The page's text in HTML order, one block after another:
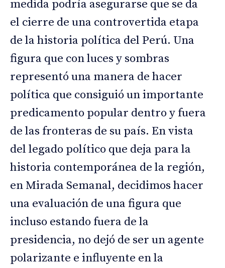
medida podría asegurarse que se da
el cierre de una controvertida etapa
de la historia política del Perú. Una
figura que con luces y sombras
representó una manera de hacer
política que consiguió un importante
predicamento popular dentro y fuera
de las fronteras de su país. En vista
del legado político que deja para la
historia contemporánea de la región,
en Mirada Semanal, decidimos hacer
una evaluación de una figura que
incluso estando fuera de la
presidencia, no dejó de ser un agente
polarizante e influyente en la